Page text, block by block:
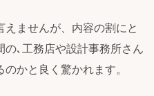
ませんが、内容の割にと
､工務店や設計事務所さん
かと良く驚かれます。